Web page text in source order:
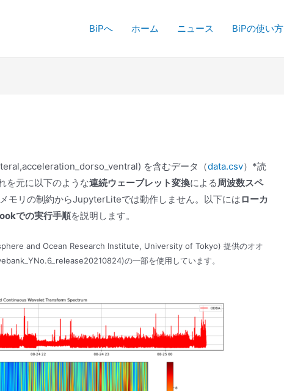
BiPへ ホーム ニュース BiPの使い方
を含むデータ（data.csv）*読
を元に以下のような連続ウェーブレット変換による 周波数スペ
モリの制約からJupyterLiteでは動作しません。以下にはローカ
での実行手順を説明します。
and Ocean Research Institute, University of Tokyo) 提供のオオ
の一部を使用しています。